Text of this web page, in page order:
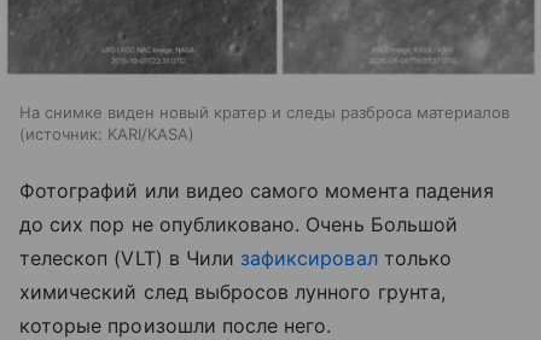
На снимке виден новый кратер и следы разброса материалов
источник: KARI/KASA
Фотографий или видео самого момента падения
до сих пор не опубликовано. Очень Большой
телескоп (VLT) в Чили зафиксировалтолько
химический след выбросов лунного грунта,
которые произошли после него.